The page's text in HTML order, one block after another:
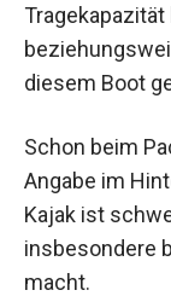
diesem Boot
Schon beim
Angabe im
Kajak ist
insbesondere
macht.